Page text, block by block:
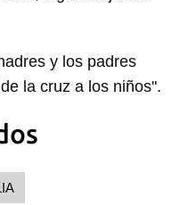
y los padres
la cruz a los niños".